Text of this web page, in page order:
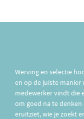
Werving en selectie
en op de juiste manier
medewerker vindt die
om goed na te
eruitziet, wie je zoekt